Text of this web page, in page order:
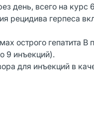
день, всего на курс
рецидива герпеса
острого гепатита В
9 инъекций).
для инъекций в